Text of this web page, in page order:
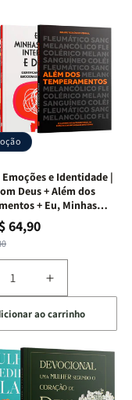
Quarto
de
Guerra
|
Livro
+
Devocional
e Identidade |
Deus + Além dos
+ Eu, Minhas
64,90
Aumentar
a
quantidade
de
Kit
Deus,
Emoções
ao carrinho